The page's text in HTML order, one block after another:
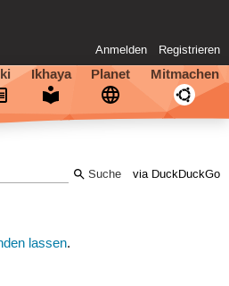
Anmelden Registrieren
Ikhaya Planet Mitmachen
via DuckDuckGo
lassen.